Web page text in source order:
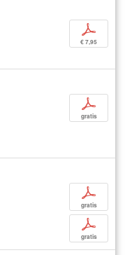
p
€ 7,95
p
gratis
p
gratis
p
gratis